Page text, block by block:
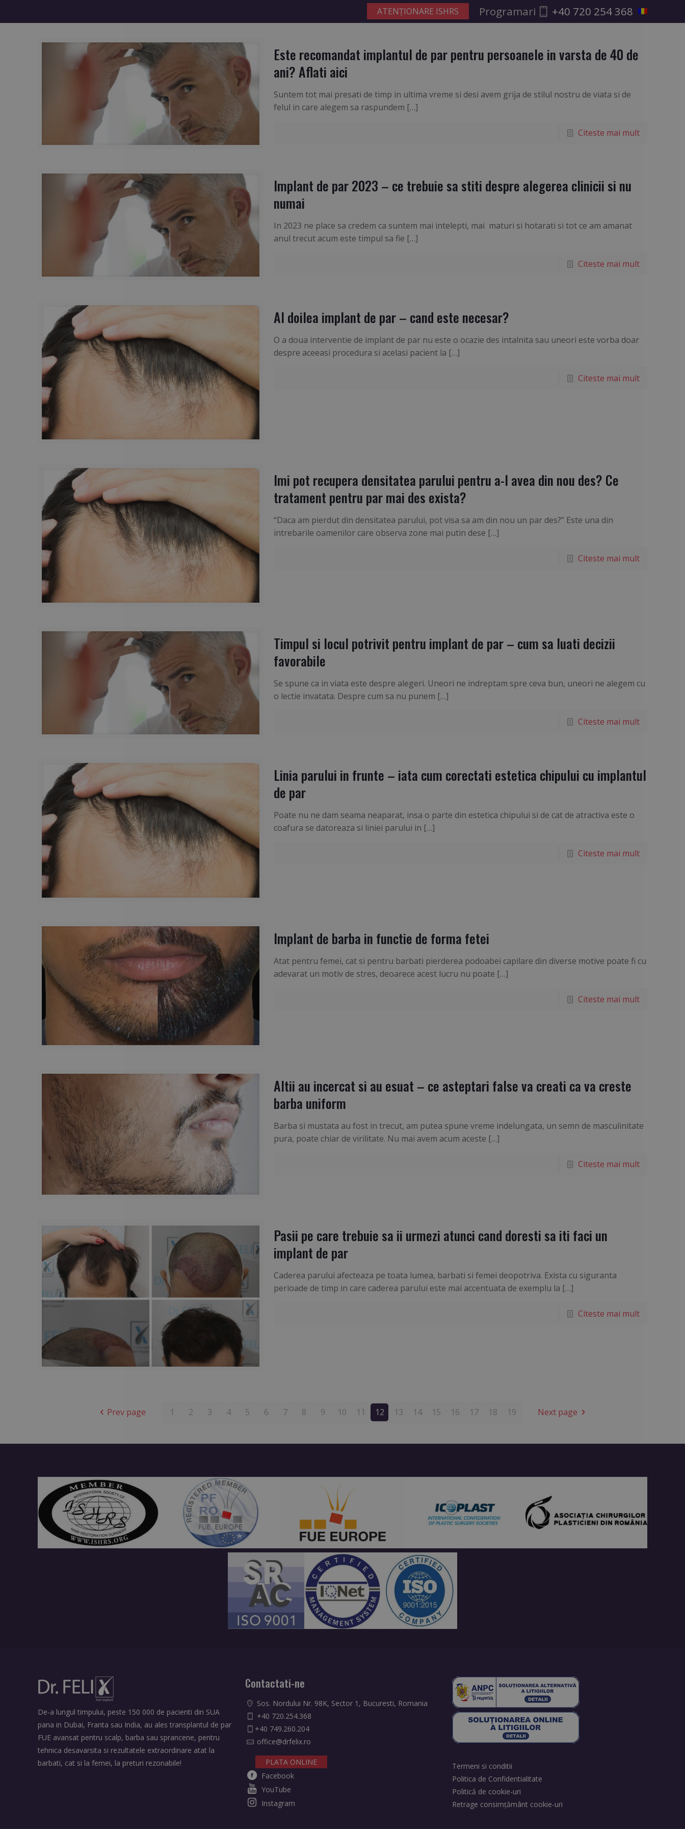
Programari +40 720 254 368
Este recomandat implantul de par pentru persoanele in varsta de 40 de
ani? Aflati aici
Suntem tot mai presati de timp in ultima vreme si desi avem grija de stilul nostru de viata si de
felul in care alegem sa raspundem […]
Citeste mai mult
Implant de par 2023 – ce trebuie sa stiti despre alegerea clinicii si nu
numai
In 2023 ne place sa credem ca suntem mai intelepti, mai maturi si hotarati si tot ce am amanat
anul trecut acum este timpul sa fie […]
Citeste mai mult
Al doilea implant de par – cand este necesar?
O a doua interventie de implant de par nu este o ocazie des intalnita sau uneori este vorba doar
despre aceeasi procedura si acelasi pacient la […]
Citeste mai mult
Imi pot recupera densitatea parului pentru a-l avea din nou des? Ce
tratament pentru par mai des exista?
“Daca am pierdut din densitatea parului, pot visa sa am din nou un par des?” Este una din
intrebarile oamenilor care observa zone mai putin dese […]
Citeste mai mult
Timpul si locul potrivit pentru implant de par – cum sa luati decizii
favorabile
Se spune ca in viata este despre alegeri. Uneori ne indreptam spre ceva bun, uneori ne alegem cu
o lectie invatata. Despre cum sa nu punem […]
Citeste mai mult
Linia parului in frunte – iata cum corectati estetica chipului cu implantul
de par
Poate nu ne dam seama neaparat, insa o parte din estetica chipului si de cat de atractiva este o
coafura se datoreaza si liniei parului in […]
Citeste mai mult
Implant de barba in functie de forma fetei
Atat pentru femei, cat si pentru barbati pierderea podoabei capilare din diverse motive poate fi cu
adevarat un motiv de stres, deoarece acest lucru nu poate […]
Citeste mai mult
Altii au incercat si au esuat – ce asteptari false va creati ca va creste
barba uniform
Barba si mustata au fost in trecut, am putea spune vreme indelungata, un semn de masculinitate
pura, poate chiar de virilitate. Nu mai avem acum aceste […]
Citeste mai mult
Pasii pe care trebuie sa ii urmezi atunci cand doresti sa iti faci un
implant de par
Caderea parului afecteaza pe toata lumea, barbati si femei deopotriva. Exista cu siguranta
perioade de timp in care caderea parului este mai accentuata de exemplu la […]
Citeste mai mult
Prev page 1 2 3 4 5 6 7 8 9 10 11 12 13 14 15 16 17 18 19 Next page
De-a lungul timpului, peste 150 000 de pacienti din SUA
pana in Dubai, Franta sau India, au ales transplantul de par
FUE avansat pentru scalp, barba sau sprancene, pentru
tehnica desavarsita si rezultatele extraordinare atat la
barbati, cat si la femei, la preturi rezonabile!
Contactati-ne
Sos. Nordului Nr. 98K, Sector 1, Bucuresti, Romania
+40 720.254.368
+40 749.260.204
office@drfelix.ro
PLATA ONLINE
Facebook
YouTube
Instagram
Termeni si conditii
Politica de Confidentialitate
Politică de cookie-uri
Retrage consimțământ cookie-uri